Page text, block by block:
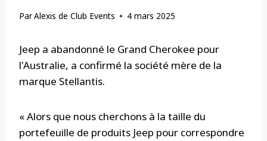
ParAlexis de Club Events 4 mars 2025
Jeep a abandonné le Grand Cherokee pour
l'Australie, a confirmé la société mère de la
marque Stellantis.
« Alors que nous cherchons à la taille du
portefeuille de produits Jeep pour correspondre